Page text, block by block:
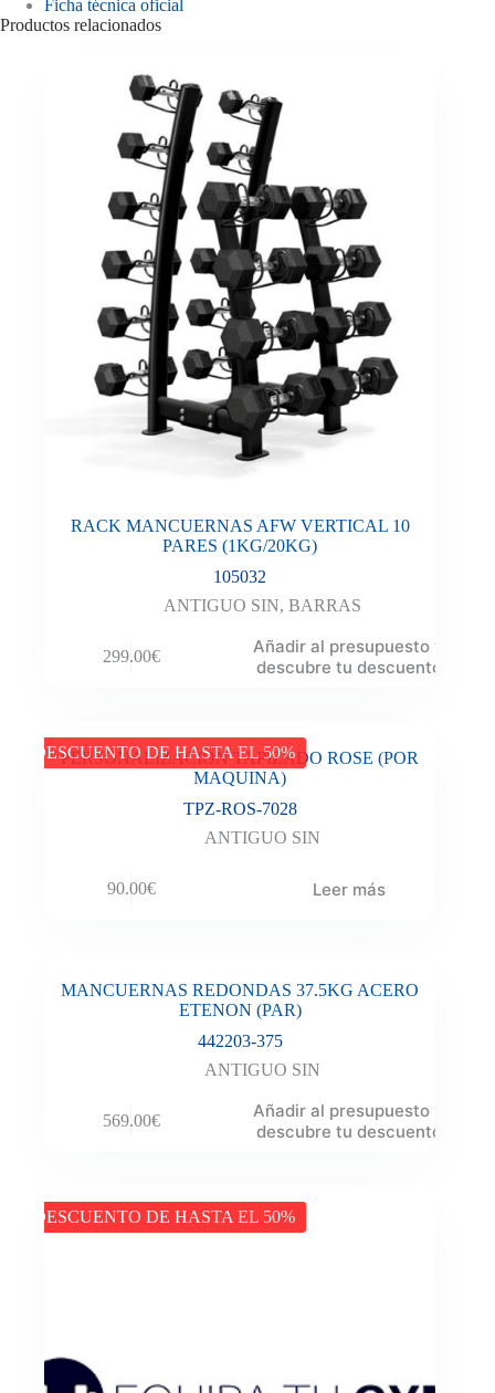
Ficha técnica oficial
Productos relacionados
RACK MANCUERNAS AFW VERTICAL 10
PARES (1KG/20KG)
105032
ANTIGUO SIN, BARRAS
299.00€
Añadir al presupuesto y
descubre tu descuento
DESCUENTO DE HASTA EL 50%
PERSONALIZACION TAPIZADO ROSE (POR
MAQUINA)
TPZ-ROS-7028
ANTIGUO SIN
90.00€ Leer más
MANCUERNAS REDONDAS 37.5KG ACERO
ETENON (PAR)
442203-375
ANTIGUO SIN
569.00€
Añadir al presupuesto y
descubre tu descuento
DESCUENTO DE HASTA EL 50%